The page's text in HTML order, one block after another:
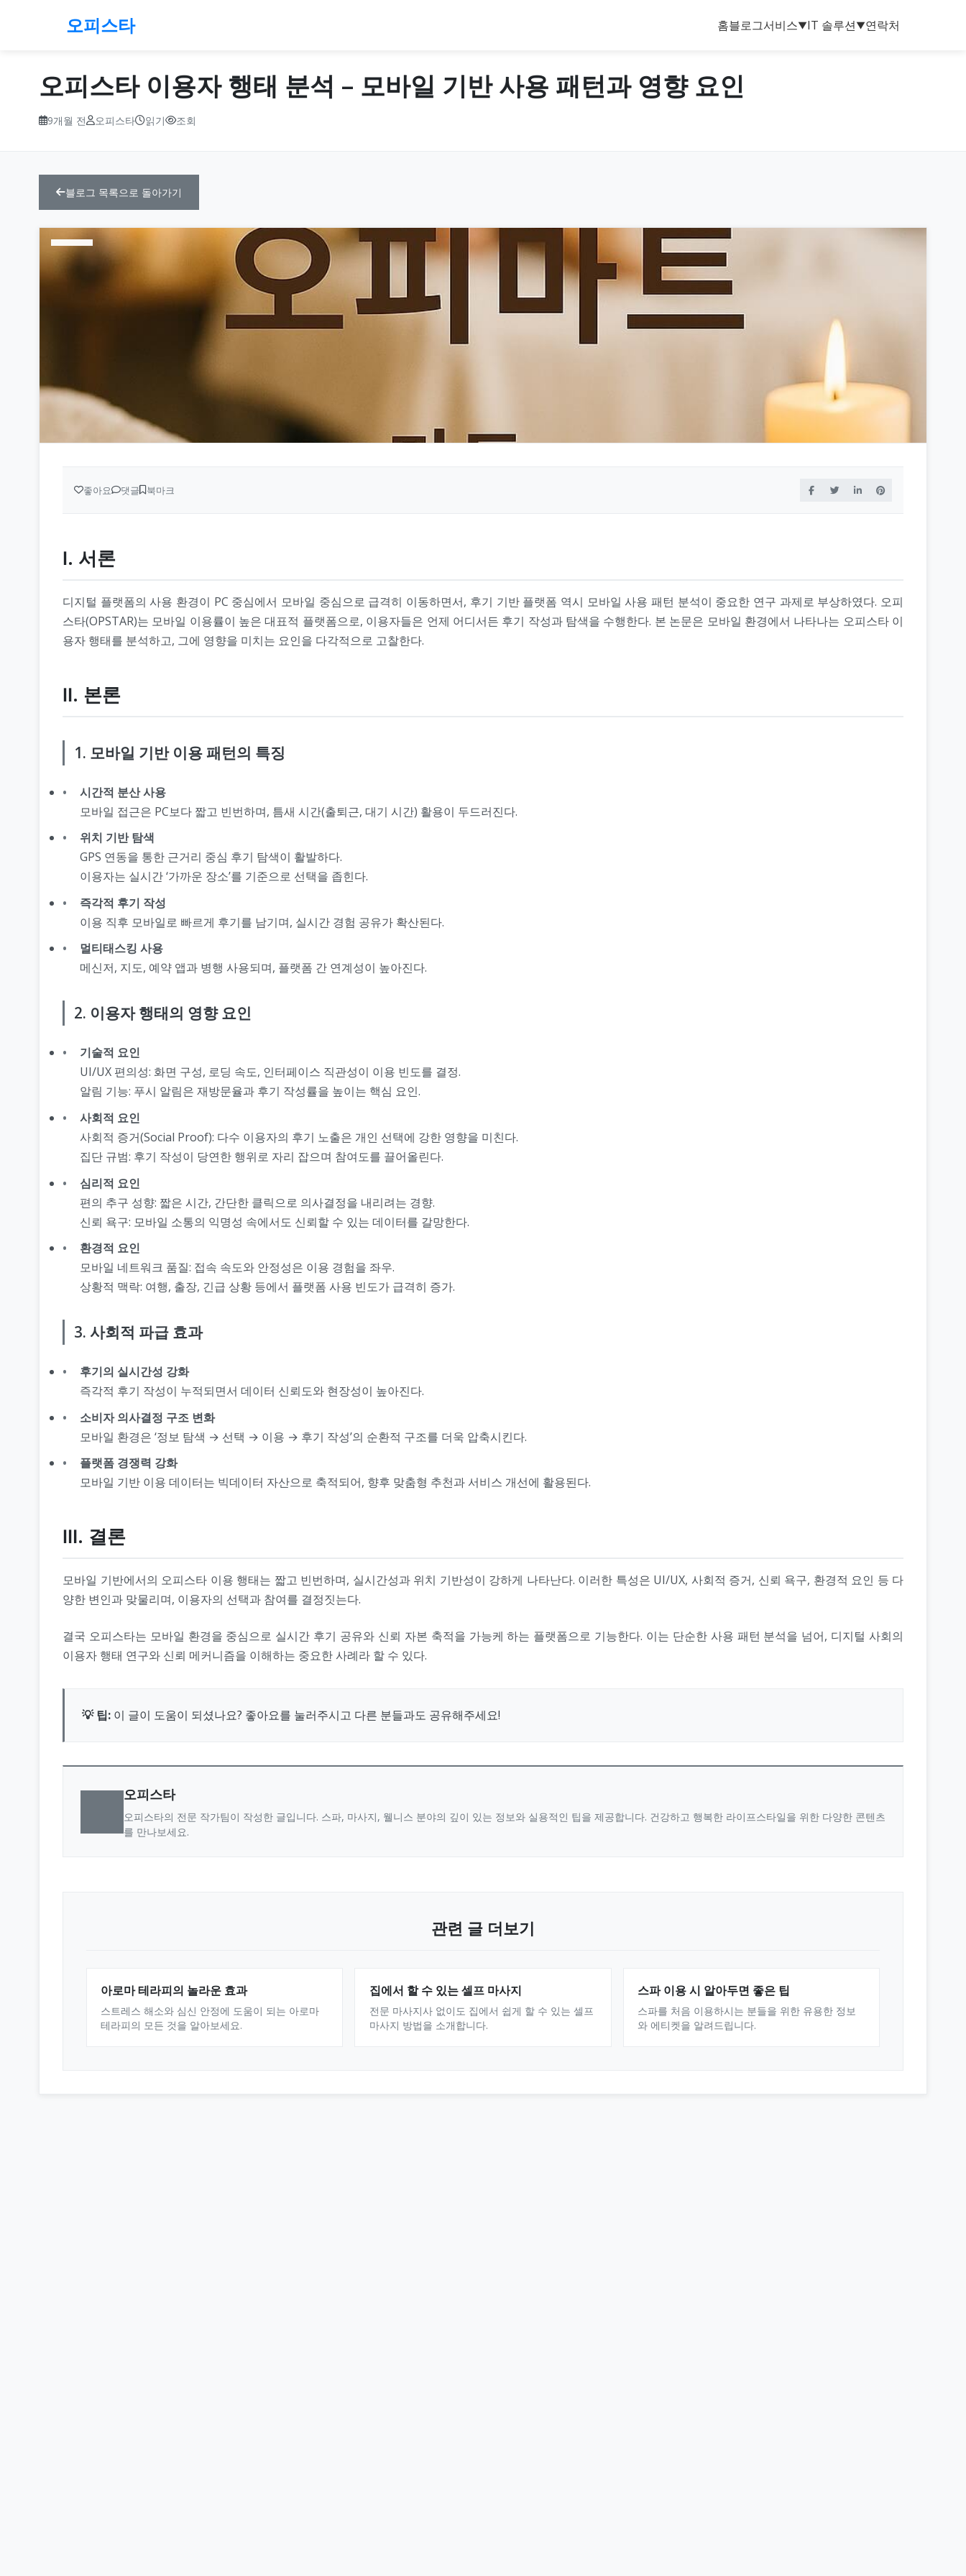
오피스타 홈블로그서비스▼IT 솔루션▼연락처
오피스타 이용자 행태 분석 – 모바일 기반 사용 패턴과 영향 요인
9개월 전 오피스타 읽기 조회
블로그 목록으로 돌아가기
좋아요 댓글 북마크
Ⅰ. 서론
디지털 플랫폼의 사용 환경이 PC 중심에서 모바일 중심으로 급격히 이동하면서, 후기 기반 플랫폼 역시 모바일 사용 패턴 분석이 중요한 연구 과제로 부상하였다. 오피
스타(OPSTAR)는 모바일 이용률이 높은 대표적 플랫폼으로, 이용자들은 언제 어디서든 후기 작성과 탐색을 수행한다. 본 논문은 모바일 환경에서 나타나는 오피스타 이
용자 행태를 분석하고, 그에 영향을 미치는 요인을 다각적으로 고찰한다.
Ⅱ. 본론
1. 모바일 기반 이용 패턴의 특징
시간적 분산 사용
모바일 접근은 PC보다 짧고 빈번하며, 틈새 시간(출퇴근, 대기 시간) 활용이 두드러진다.
위치 기반 탐색
GPS 연동을 통한 근거리 중심 후기 탐색이 활발하다.
이용자는 실시간 ‘가까운 장소’를 기준으로 선택을 좁힌다.
즉각적 후기 작성
이용 직후 모바일로 빠르게 후기를 남기며, 실시간 경험 공유가 확산된다.
멀티태스킹 사용
메신저, 지도, 예약 앱과 병행 사용되며, 플랫폼 간 연계성이 높아진다.
2. 이용자 행태의 영향 요인
기술적 요인
UI/UX 편의성: 화면 구성, 로딩 속도, 인터페이스 직관성이 이용 빈도를 결정.
알림 기능: 푸시 알림은 재방문율과 후기 작성률을 높이는 핵심 요인.
사회적 요인
사회적 증거(Social Proof): 다수 이용자의 후기 노출은 개인 선택에 강한 영향을 미친다.
집단 규범: 후기 작성이 당연한 행위로 자리 잡으며 참여도를 끌어올린다.
심리적 요인
편의 추구 성향: 짧은 시간, 간단한 클릭으로 의사결정을 내리려는 경향.
신뢰 욕구: 모바일 소통의 익명성 속에서도 신뢰할 수 있는 데이터를 갈망한다.
환경적 요인
모바일 네트워크 품질: 접속 속도와 안정성은 이용 경험을 좌우.
상황적 맥락: 여행, 출장, 긴급 상황 등에서 플랫폼 사용 빈도가 급격히 증가.
3. 사회적 파급 효과
후기의 실시간성 강화
즉각적 후기 작성이 누적되면서 데이터 신뢰도와 현장성이 높아진다.
소비자 의사결정 구조 변화
모바일 환경은 ‘정보 탐색 → 선택 → 이용 → 후기 작성’의 순환적 구조를 더욱 압축시킨다.
플랫폼 경쟁력 강화
모바일 기반 이용 데이터는 빅데이터 자산으로 축적되어, 향후 맞춤형 추천과 서비스 개선에 활용된다.
Ⅲ. 결론
모바일 기반에서의 오피스타 이용 행태는 짧고 빈번하며, 실시간성과 위치 기반성이 강하게 나타난다. 이러한 특성은 UI/UX, 사회적 증거, 신뢰 욕구, 환경적 요인 등 다
양한 변인과 맞물리며, 이용자의 선택과 참여를 결정짓는다.
결국 오피스타는 모바일 환경을 중심으로 실시간 후기 공유와 신뢰 자본 축적을 가능케 하는 플랫폼으로 기능한다. 이는 단순한 사용 패턴 분석을 넘어, 디지털 사회의
이용자 행태 연구와 신뢰 메커니즘을 이해하는 중요한 사례라 할 수 있다.
💡 팁: 이 글이 도움이 되셨나요? 좋아요를 눌러주시고 다른 분들과도 공유해주세요!
오피스타
오피스타의 전문 작가팀이 작성한 글입니다. 스파, 마사지, 웰니스 분야의 깊이 있는 정보와 실용적인 팁을 제공합니다. 건강하고 행복한 라이프스타일을 위한 다양한 콘텐츠
를 만나보세요.
관련 글 더보기
아로마 테라피의 놀라운 효과
스트레스 해소와 심신 안정에 도움이 되는 아로마
테라피의 모든 것을 알아보세요.
집에서 할 수 있는 셀프 마사지
전문 마사지사 없이도 집에서 쉽게 할 수 있는 셀프
마사지 방법을 소개합니다.
스파 이용 시 알아두면 좋은 팁
스파를 처음 이용하시는 분들을 위한 유용한 정보
와 에티켓을 알려드립니다.